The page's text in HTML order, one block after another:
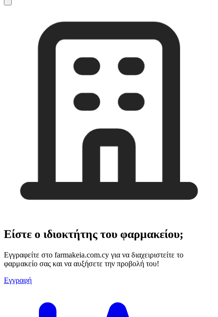
Είστε ο ιδιοκτήτης του φαρμακείου;
Εγγραφείτε στο farmakeia.com.cy για να διαχειριστείτε το
φαρμακείο σας και να αυξήσετε την προβολή του!
Εγγραφή